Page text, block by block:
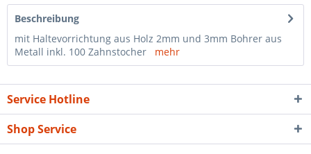
Beschreibung
mit Haltevorrichtung aus Holz 2mm und 3mm Bohrer aus
Metall inkl. 100 Zahnstocher mehr
Service Hotline
Shop Service